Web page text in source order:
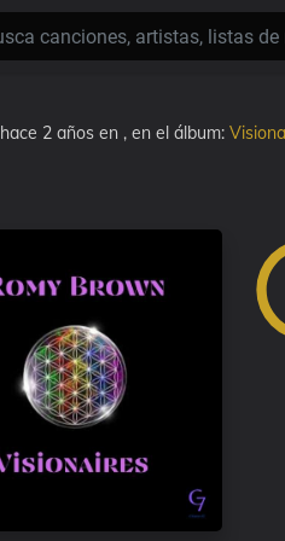
hace 2 años en , en el álbum: